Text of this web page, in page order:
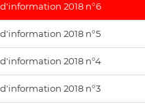
2018 n°6
2018 n°5
2018 n°4
2018 n°3